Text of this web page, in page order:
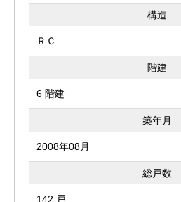
構造
ＲＣ
階建
6 階建
築年月
2008年08月
総戸数
142 戸